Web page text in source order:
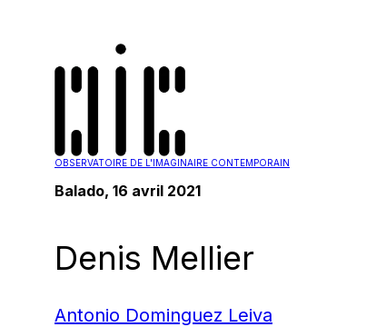
OBSERVATOIRE DE L'IMAGINAIRE CONTEMPORAIN
Balado, 16 avril 2021
Denis Mellier
Antonio Dominguez Leiva